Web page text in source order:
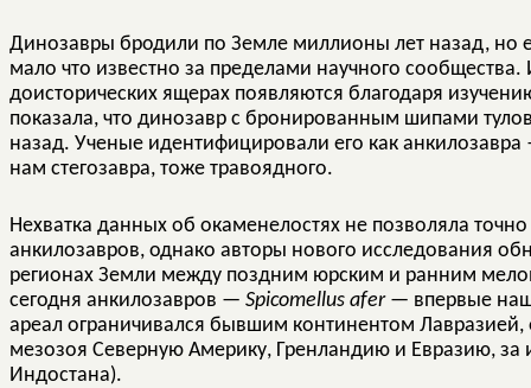
Динозавры бродили по Земле миллионы лет назад, но
мало что известно за пределами научного
доисторических ящерах появляются благодаря
показала, что динозавр с бронированным шипами
назад. Ученые идентифицировали его как
нам стегозавра, тоже травоядного.
Нехватка данных об окаменелостях не позволяла
анкилозавров, однако авторы нового исследования
регионах Земли между поздним юрским и ранним
сегодня анкилозавров — Spicomellus afer— впервые
ареал ограничивался бывшим континентом
мезозоя Северную Америку, Гренландию и Евразию, за
Индостана).